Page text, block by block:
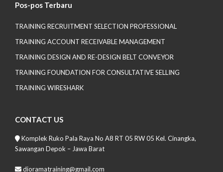
Pos-pos Terbaru
TRAINING RECRUITMENT SELECTION PROFESSIONAL
TRAINING ACCOUNT RECEIVABLE MANAGEMENT
TRAINING DESIGN AND RE-DESIGN BELT CONVEYOR
TRAINING FOUNDATION FOR CONSULTATIVE SELLING
TRAINING WIRESHARK
CONTACT US
Komplek Ruko Pala Raya No A8 RT 05 RW 05 Kel. Cinangka,
Sawangan Depok – Jawa Barat
dioramatraining@gmail.com